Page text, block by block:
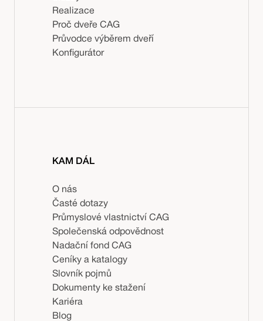
Realizace
Proč dveře CAG
Průvodce výběrem dveří
Konfigurátor
KAM DÁL
O nás
Časté dotazy
Průmyslové vlastnictví CAG
Společenská odpovědnost
Nadační fond CAG
Ceníky a katalogy
Slovník pojmů
Dokumenty ke stažení
Kariéra
Blog